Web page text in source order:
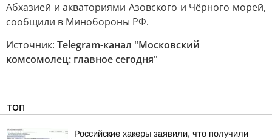
Абхазией и акваториями Азовского и Чёрного морей,
сообщили в Минобороны РФ.
Источник: Telegram-канал "Московский
комсомолец: главное сегодня"
ТОП
Российские хакеры заявили, что получили